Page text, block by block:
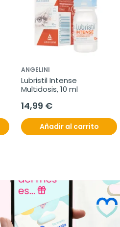
ANGELINI
Lubristil Intense
Multidosis, 10 ml
14,99 €
Añadir al carrito